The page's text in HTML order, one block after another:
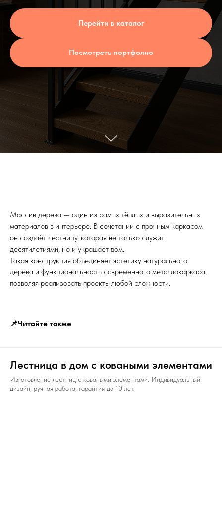
Перейти в каталог
Посмотреть портфолио
Массив дерева — один из самых тёплых и выразительных
материалов в интерьере. В сочетании с прочным каркасом
он создаёт лестницу, которая не только служит
десятилетиями, но и украшает дом.
Такая конструкция объединяет эстетику натурального
дерева и функциональность современного металлокаркаса,
позволяя реализовать проекты любой сложности.
📌Читайте также
Лестница в дом с коваными элементами
Изготовление лестниц с коваными элементами. Индивидуальный
дизайн, ручная работа, гарантия до 10 лет.